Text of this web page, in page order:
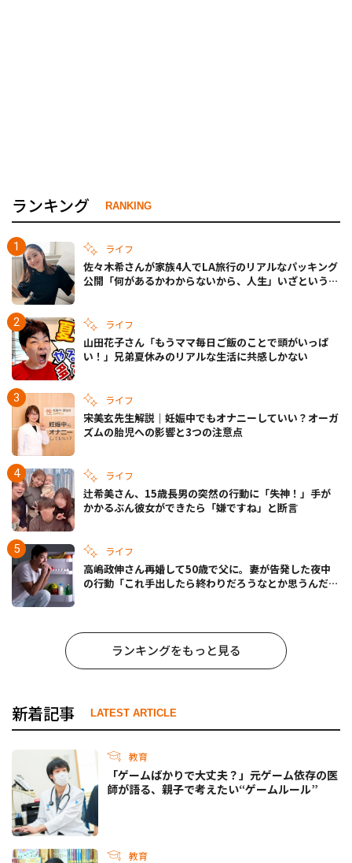
ランキング RANKING
ライフ
佐々木希さんが家族4人でLA旅行のリアルなパッキング
公開「何があるかわからないから、人生」いざというと
ライフ
山田花子さん「もうママ毎日ご飯のことで頭がいっぱ
い！」兄弟夏休みのリアルな生活に共感しかない
ライフ
宋美玄先生解説｜妊娠中でもオナニーしていい？オーガ
ズムの胎児への影響と3つの注意点
ライフ
辻希美さん、15歳長男の突然の行動に「失神！」手が
かかるぶん彼女ができたら「嫌ですね」と断言
ライフ
高嶋政伸さん再婚して50歳で父に。妻が告発した夜中
の行動「これ手出したら終わりだろうなとか思うんだけ
ランキングをもっと見る
新着記事 LATEST ARTICLE
教育
「ゲームばかりで大丈夫？」元ゲーム依存の医
師が語る、親子で考えたい“ゲームルール”
教育